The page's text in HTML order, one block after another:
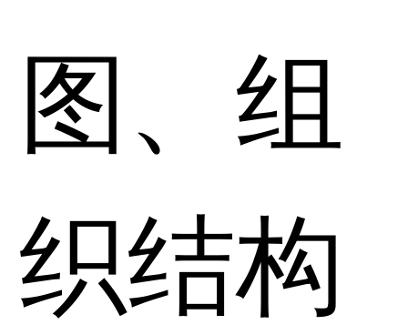
图、组
织结构